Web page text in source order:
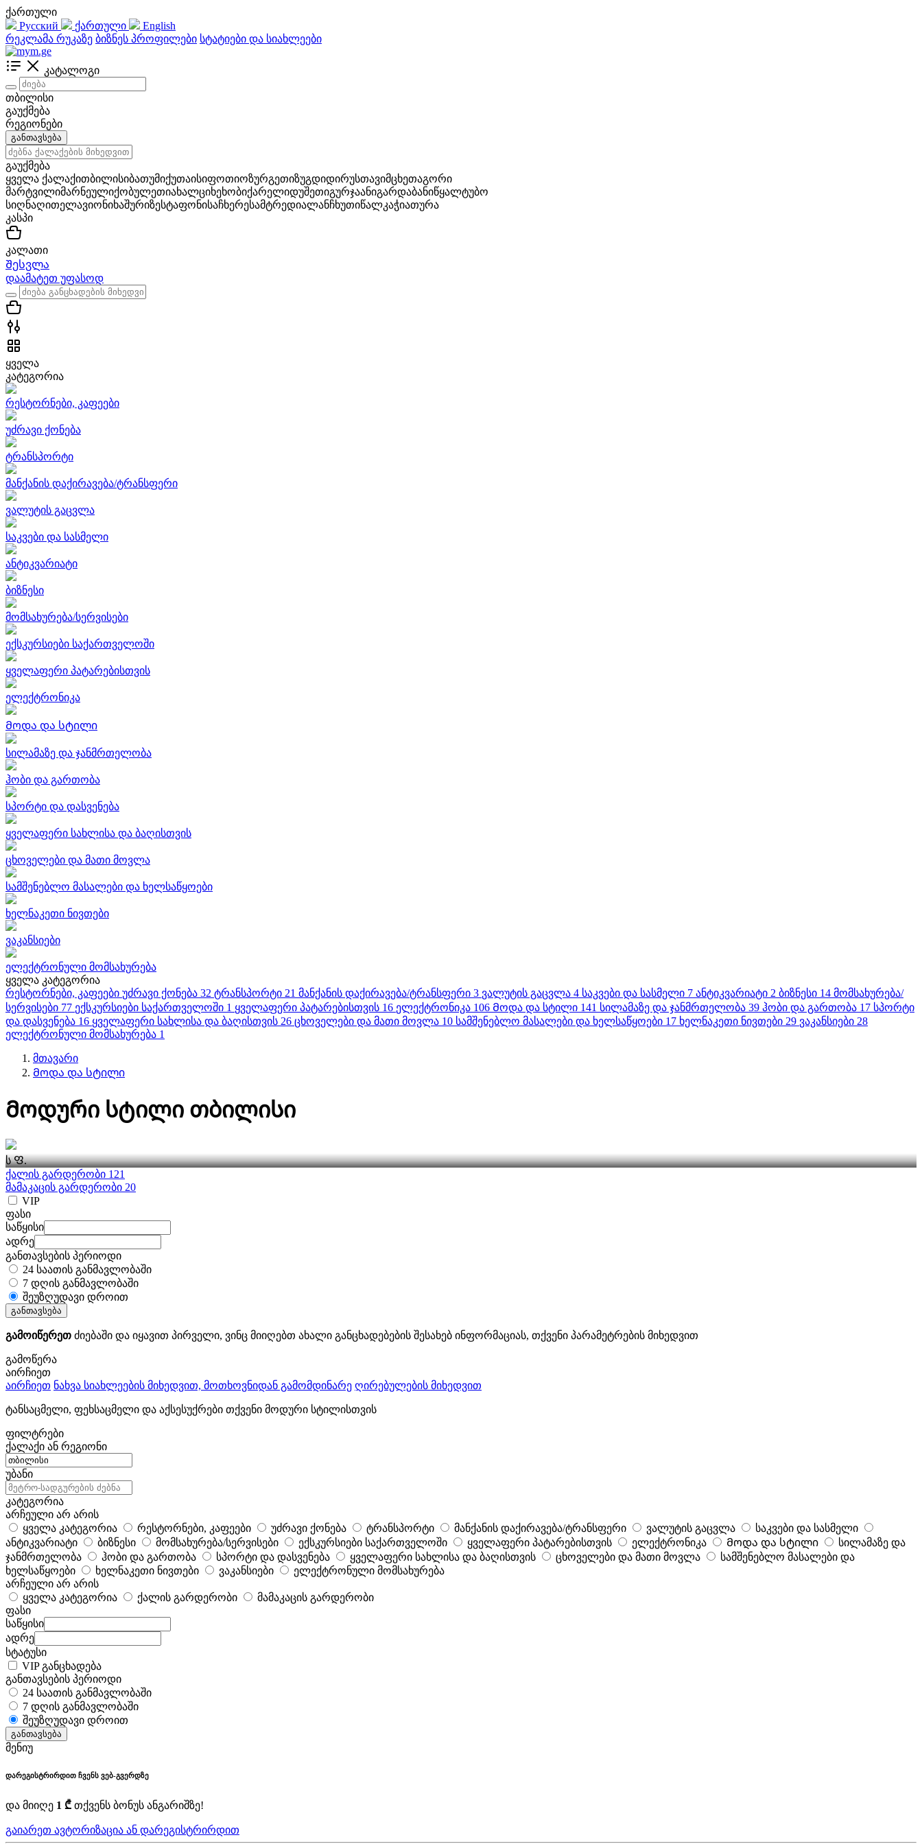
ქართული
Русский
ქართული
English
რეკლამა რუკაზე ბიზნეს პროფილები სტატიები და სიახლეები
კატალოგი
თბილისი
გაუქმება
რეგიონები
განთავსება
გაუქმება
ყველა ქალაქითბილისიბათუმიქუთაისიფოთიოზურგეთიზუგდიდირუსთავიმცხეთაგორი
მარტვილიმარნეულიქობულეთიახალციხეხობიქარელიდუშეთიგურჯაანიგარდაბანიწყალტუბო
სიღნაღითელავიონიხაშურიზესტაფონისაჩხერესამტრედიალანჩხუთიწალკაჭიათურა
კასპი
კალათი
Შესვლა
დაამატეთ უფასოდ
ყველა
კატეგორია
რესტორნები, კაფეები
უძრავი ქონება
ტრანსპორტი
მანქანის დაქირავება/ტრანსფერი
ვალუტის გაცვლა
საკვები და სასმელი
ანტიკვარიატი
ბიზნესი
მომსახურება/სერვისები
ექსკურსიები საქართველოში
ყველაფერი პატარებისთვის
ელექტრონიკა
Მოდა და სტილი
სილამაზე და ჯანმრთელობა
ჰობი და გართობა
სპორტი და დასვენება
ყველაფერი სახლისა და ბაღისთვის
ცხოველები და მათი მოვლა
სამშენებლო მასალები და ხელსაწყოები
ხელნაკეთი ნივთები
ვაკანსიები
ელექტრონული მომსახურება
ყველა კატეგორია
რესტორნები, კაფეები უძრავი ქონება 32 ტრანსპორტი 21 მანქანის დაქირავება/ტრანსფერი 3 ვალუტის გაცვლა 4 საკვები და სასმელი 7 ანტიკვარიატი 2 ბიზნესი 14 მომსახურება/
სერვისები 77 ექსკურსიები საქართველოში 1 ყველაფერი პატარებისთვის 16 ელექტრონიკა 106 Მოდა და სტილი 141 სილამაზე და ჯანმრთელობა 39 ჰობი და გართობა 17 სპორტი
და დასვენება 16 ყველაფერი სახლისა და ბაღისთვის 26 ცხოველები და მათი მოვლა 10 სამშენებლო მასალები და ხელსაწყოები 17 ხელნაკეთი ნივთები 29 ვაკანსიები 28
ელექტრონული მომსახურება 1
მთავარი
Მოდა და სტილი
Მოდური სტილი თბილისი
ს Ფ.
ქალის გარდერობი 121
მამაკაცის გარდერობი 20
VIP
ფასი
საწყისი
ადრე
განთავსების პერიოდი
24 საათის განმავლობაში
7 დღის განმავლობაში
შეუზღუდავი დროით
განთავსება
გამოიწერეთ ძიებაში და იყავით პირველი, ვინც მიიღებთ ახალი განცხადებების შესახებ ინფორმაციას, თქვენი პარამეტრების მიხედვით
გამოწერა
აირჩიეთ
აირჩიეთ ნახვა სიახლეების მიხედვით, მოთხოვნიდან გამომდინარე ღირებულების მიხედვით
ტანსაცმელი, ფეხსაცმელი და აქსესუქრები თქვენი მოდური სტილისთვის
ფილტრები
ქალაქი ან რეგიონი
უბანი
კატეგორია
არჩეული არ არის
ყველა კატეგორია
რესტორნები, კაფეები უძრავი ქონება ტრანსპორტი მანქანის დაქირავება/ტრანსფერი ვალუტის გაცვლა
საკვები და სასმელი
ანტიკვარიატი
ბიზნესი მომსახურება/სერვისები ექსკურსიები საქართველოში ყველაფერი პატარებისთვის ელექტრონიკა Მოდა და სტილი
სილამაზე და
ჯანმრთელობა
ჰობი და გართობა სპორტი და დასვენება ყველაფერი სახლისა და ბაღისთვის ცხოველები და მათი მოვლა
სამშენებლო მასალები და
ხელსაწყოები
ხელნაკეთი ნივთები ვაკანსიები
ელექტრონული მომსახურება
არჩეული არ არის
ყველა კატეგორია
ქალის გარდერობი
მამაკაცის გარდერობი
ფასი
საწყისი
ადრე
სტატუსი
VIP განცხადება
განთავსების პერიოდი
24 საათის განმავლობაში
7 დღის განმავლობაში
შეუზღუდავი დროით
განთავსება
მენიუ
დარეგისტრირდით ჩვენს ვებ-გვერდზე
და მიიღე 1 ₾ თქვენს ბონუს ანგარიშზე!
გაიარეთ ავტორიზაცია ან დარეგისტრირდით